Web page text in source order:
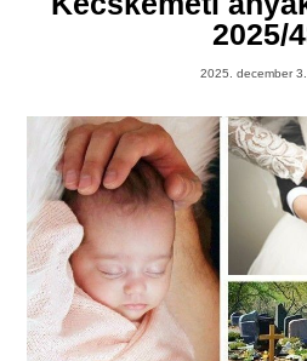
2025/
2025. december